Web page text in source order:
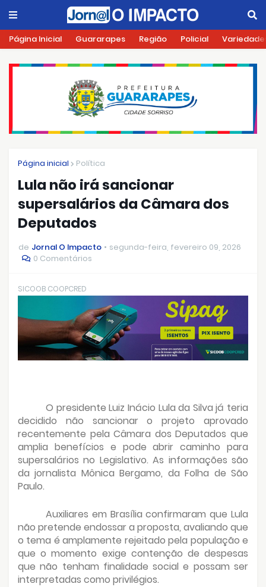
Página Inicial Guararapes Região Policial
Página inicial Política
Lula não irá sancionar
supersalários da Câmara dos
Deputados
de Jornal O Impacto
segunda-feira, fevereiro 09, 2026
0 Comentários
SICOOB COOPCRED
O presidente Luiz Inácio Lula da Silva já teria
decidido não sancionar o projeto aprovado
recentemente pela Câmara dos Deputados que
amplia benefícios e pode abrir caminho para
supersalários no Legislativo. As informações são
da jornalista Mônica Bergamo, da Folha de São
Paulo.
Auxiliares em Brasília confirmaram que Lula
não pretende endossar a proposta, avaliando que
o tema é amplamente rejeitado pela população e
que o momento exige contenção de despesas
que não tenham finalidade social e possam ser
interpretadas como privilégios.